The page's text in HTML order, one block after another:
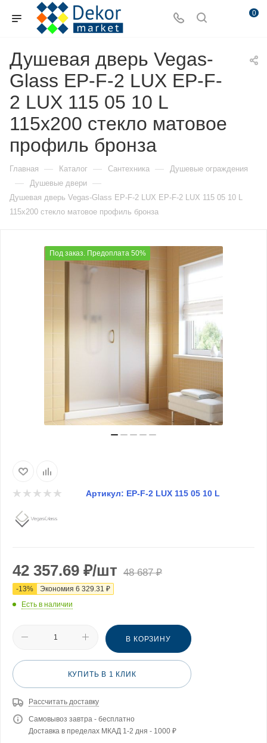
0
Душевая дверь Vegas-
Glass EP-F-2 LUX EP-F-
2 LUX 115 05 10 L
115х200 стекло матовое
профиль бронза
Главная — Каталог — Сантехника — Душевые ограждения
— Душевые двери —
Душевая дверь Vegas-Glass EP-F-2 LUX EP-F-2 LUX 115 05 10 L
115х200 стекло матовое профиль бронза
Под заказ. Предоплата 50%
Артикул: EP-F-2 LUX 115 05 10 L
42 357.69 ₽/шт 48 687₽
-13% Экономия 6 329.31 ₽
Есть в наличии
В КОРЗИНУ
КУПИТЬ В 1 КЛИК
Рассчитать доставку
Самовывоз завтра - бесплатно
Доставка в пределах МКАД 1-2 дня - 1000 ₽